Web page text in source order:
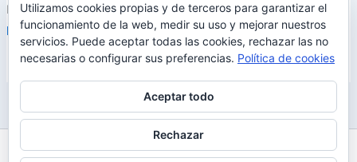
Este sitio usa Akismet para reducir el spam.Aprende cómo se
procesan los datos de tus comentarios.
Utilizamos cookies propias y de terceros para garantizar el
funcionamiento de la web, medir su uso y mejorar nuestros
servicios. Puede aceptar todas las cookies, rechazar las no
necesarias o configurar sus preferencias. Política de cookies
Aceptar todo
Rechazar